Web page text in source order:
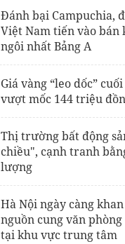
Đánh bại Campuchia,
Việt Nam tiến vào bán
ngôi nhất Bảng A
Giá vàng “leo dốc”
vượt mốc 144 triệu
Thị trường bất động
chiều", cạnh tranh
lượng
Hà Nội ngày càng
nguồn cung văn phòng
tại khu vực trung tâm